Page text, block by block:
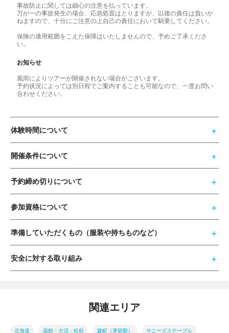
事故防止に関しては細心の注意を払っています。
万が一の事故発生の場合、応急処置はとりますが、以後の責任は負いか
ねますので、十分にご注意の上自己の責任において騎乗してください。
保険の適用範囲をこえた保障はいたしませんので、予めご了承くださ
い。
お知らせ
風雨によりツアーが開催されない場合がございます。
予約状況によっては別日程でご案内することも可能なので、一度お問い
合わせください。
体験時間について
開催条件について
予約締め切りについて
参加資格について
準備していただくもの（服装や持ちものなど）
安全に対する取り組み
関連エリア
北海道 函館・大沼・松前 森町（茅部郡） サニーズステーブル